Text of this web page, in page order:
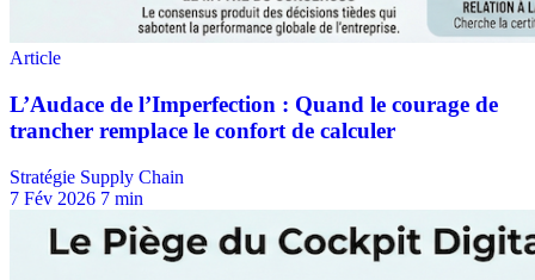
Stratégie Supply Chain
7 Fév 2026 7 min